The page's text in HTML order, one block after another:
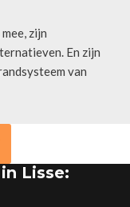
zijn
En zijn
van
Lisse: